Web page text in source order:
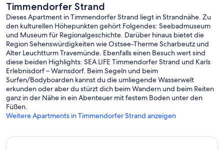
jeden. Bauwagen-Kino, Schatzhöhle und Kartoffelsackrutsche
verheißen viel Spaß. Interessantes erfahren Sie sicher in der
Holzofenbäckerei, Marmeladenküche oder Bonbon-Manufaktur.
In der Ferienanlage Bergstraße können Sie Ihren Urlaub mit der
ganzen Familie genießen,
nicht weit von der Ostsee entfernt und ganz nah am Zentrum.
Wir laden Sie ganzjährig an die schöne Ostsee- Küste ein, um die
entspannten Strandspaziergänge oder Fahrradtouren, genießen zu
können.
Timmendorfer Strand
Dieses Apartment in Timmendorfer Strand liegt in Strandnähe. Zu
den kulturellen Höhepunkten gehört Folgendes: Seebadmuseum
und Museum für Regionalgeschichte. Darüber hinaus bietet die
Region Sehenswürdigkeiten wie Ostsee-Therme Scharbeutz und
Alter Leuchtturm Travemünde. Ebenfalls einen Besuch wert sind
diese beiden Highlights: SEA LIFE Timmendorfer Strand und Karls
Erlebnisdorf – Warnsdorf. Beim Segeln und beim
Surfen/Bodyboarden kannst du die umliegende Wasserwelt
erkunden oder aber du stürzt dich beim Wandern und beim Reiten
ganz in der Nähe in ein Abenteuer mit festem Boden unter den
Füßen.
Weitere Apartments in Timmendorfer Strand anzeigen